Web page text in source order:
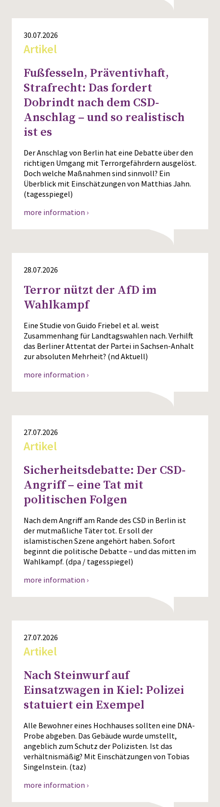
30.07.2026
Artikel
Fußfesseln, Präventivhaft,
Strafrecht: Das fordert
Dobrindt nach dem CSD-
Anschlag – und so realistisch
ist es
Der Anschlag von Berlin hat eine Debatte über den
richtigen Umgang mit Terrorgefährdern ausgelöst.
Doch welche Maßnahmen sind sinnvoll? Ein
Überblick mit Einschätzungen von Matthias Jahn.
(tagesspiegel)
more information ›
28.07.2026
Terror nützt der AfD im
Wahlkampf
Eine Studie von Guido Friebel et al. weist
Zusammenhang für Landtagswahlen nach. Verhilft
das Berliner Attentat der Partei in Sachsen-Anhalt
zur absoluten Mehrheit? (nd Aktuell)
more information ›
27.07.2026
Artikel
Sicherheitsdebatte: Der CSD-
Angriff – eine Tat mit
politischen Folgen
Nach dem Angriff am Rande des CSD in Berlin ist
der mutmaßliche Täter tot. Er soll der
islamistischen Szene angehört haben. Sofort
beginnt die politische Debatte – und das mitten im
Wahlkampf. (dpa / tagesspiegel)
more information ›
27.07.2026
Artikel
Nach Steinwurf auf
Einsatzwagen in Kiel: Polizei
statuiert ein Exempel
Alle Bewohner eines Hochhauses sollten eine DNA-
Probe abgeben. Das Gebäude wurde umstellt,
angeblich zum Schutz der Polizisten. Ist das
verhältnismäßig? Mit Einschätzungen von Tobias
Singelnstein. (taz)
more information ›